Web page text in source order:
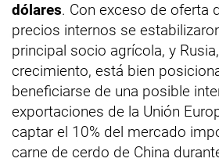
dólares. Con exceso de oferta
precios internos se
principal socio agrícola, y
crecimiento, está bien
beneficiarse de una posible
exportaciones de la Unión
captar el 10% del mercado
carne de cerdo de China